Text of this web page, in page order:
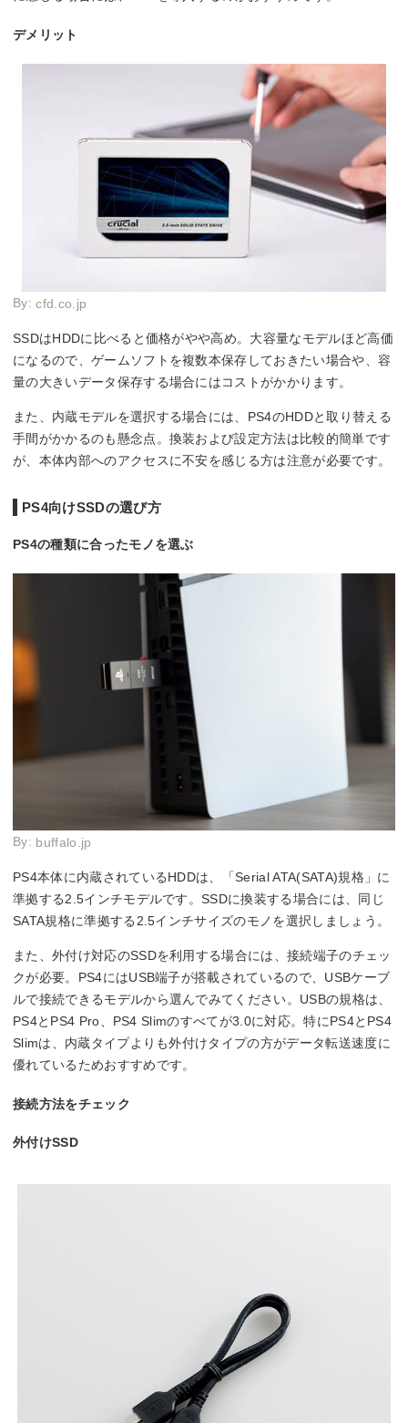
デメリット
By:cfd.co.jp
SSDはHDDに比べると価格がやや高め。大容量なモデルほど高価
になるので、ゲームソフトを複数本保存しておきたい場合や、容
量の大きいデータ保存する場合にはコストがかかります。
また、内蔵モデルを選択する場合には、PS4のHDDと取り替える
手間がかかるのも懸念点。換装および設定方法は比較的簡単です
が、本体内部へのアクセスに不安を感じる方は注意が必要です。
PS4向けSSDの選び方
PS4の種類に合ったモノを選ぶ
By: buffalo.jp
PS4本体に内蔵されているHDDは、「Serial ATA(SATA)規格」に
準拠する2.5インチモデルです。SSDに換装する場合には、同じ
SATA規格に準拠する2.5インチサイズのモノを選択しましょう。
また、外付け対応のSSDを利用する場合には、接続端子のチェッ
クが必要。PS4にはUSB端子が搭載されているので、USBケーブ
ルで接続できるモデルから選んでみてください。USBの規格は、
PS4とPS4 Pro、PS4 Slimのすべてが3.0に対応。特にPS4とPS4
Slimは、内蔵タイプよりも外付けタイプの方がデータ転送速度に
優れているためおすすめです。
接続方法をチェック
外付けSSD